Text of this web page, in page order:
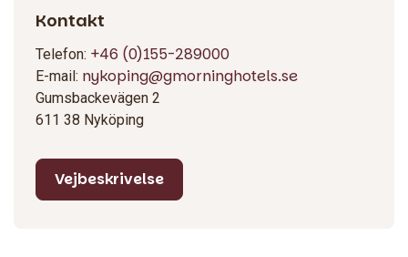
For dem, der gerne vil træne, tilbyder vi gratis adgang til det
nærliggende Gumshallen fitnesscenter – billetter kan
afhentes i receptionen. Vi har også et billardrum, hvor man
kan slappe af.
Kontakt
Telefon: +46 (0)155-289000
E-mail: nykoping@gmorninghotels.se
Gumsbackevägen 2
611 38 Nyköping
Vejbeskrivelse